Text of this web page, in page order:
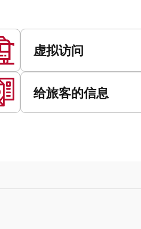
虚拟访问
给旅客的信息